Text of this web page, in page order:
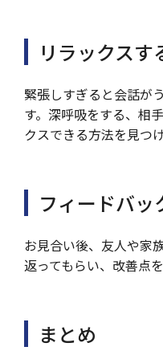
リラックスす
緊張しすぎると会話が
す。深呼吸をする、相
クスできる方法を見つ
フィードバッ
お見合い後、友人や家
返ってもらい、改善点
まとめ